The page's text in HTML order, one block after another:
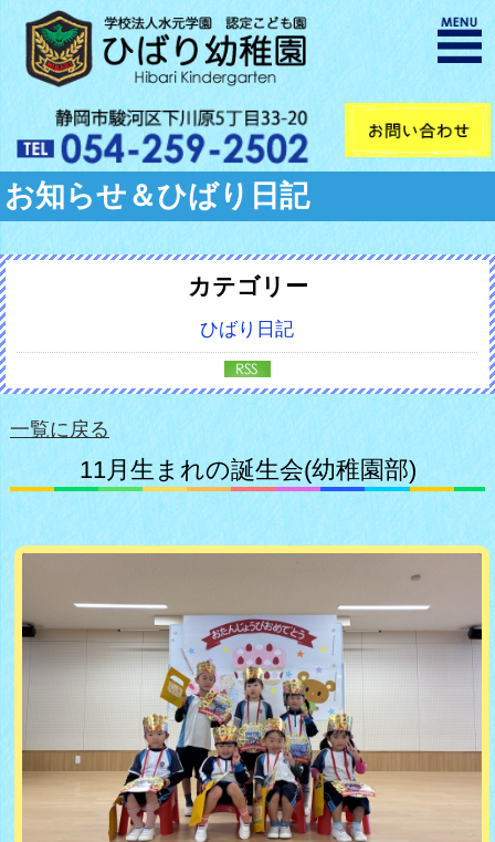
お知らせ＆ひばり日記
一覧に戻る
11月生まれの誕生会(幼稚園部)
カテゴリー
ひばり日記